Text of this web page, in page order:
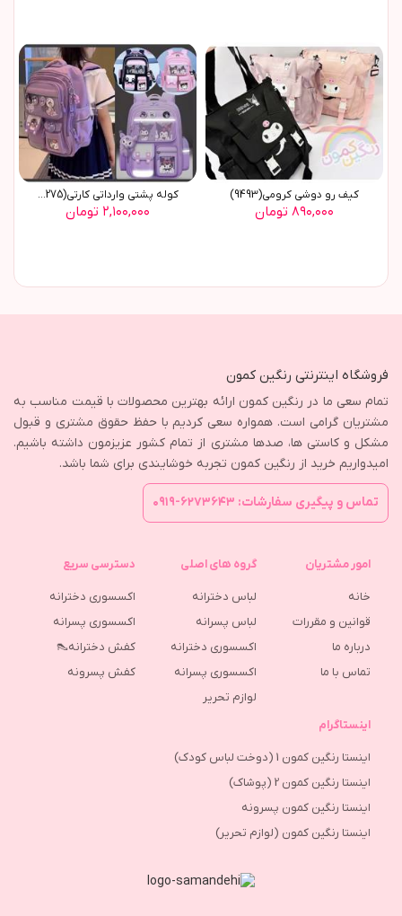
کيف رو دوشي کرومي(9493)
۸۹۰,۰۰۰ تومان
کوله پشتي وارداتي کارتي(9275)
۲,۱۰۰,۰۰۰ تومان
فروشگاه اینترنتی رنگین کمون
تمام سعی ما در رنگین کمون ارائه بهترین محصولات با قیمت مناسب به
مشتریان گرامی است. همواره سعی کردیم با حفظ حقوق مشتری و قبول
مشکل و کاستی ها، صدها مشتری از تمام کشور عزیزمون داشته باشیم.
امیدواریم خرید از رنگین کمون تجربه خوشایندی برای شما باشد.
تماس و پیگیری سفارشات: ۶۲۷۳۶۴۳-۰۹۱۹
امور مشتریان
خانه
قوانین و مقررات
درباره ما
تماس با ما
گروه های اصلی
لباس دخترانه
لباس پسرانه
اکسسوری دخترانه
اکسسوری پسرانه
لوازم تحریر
دسترسی سریع
اکسسوری دخترانه
اکسسوری پسرانه
کفش دخترانه👠
كفش پسرونه
اینستاگرام
اینستا رنگین کمون 1 (دوخت لباس کودک)
اینستا رنگین کمون 2 (پوشاک)
اینستا رنگین کمون پسرونه
اینستا رنگین کمون (لوازم تحریر)